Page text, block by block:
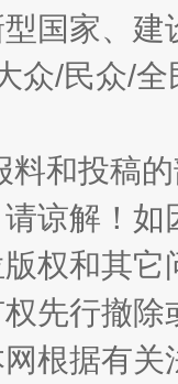
如何以
国家、
众/民众/
料和投稿
谅解！
权和其它
先行撤
根据有